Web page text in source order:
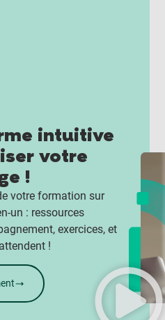
intuitive
votre
!
votre formation sur
un : ressources
exercices, et
!